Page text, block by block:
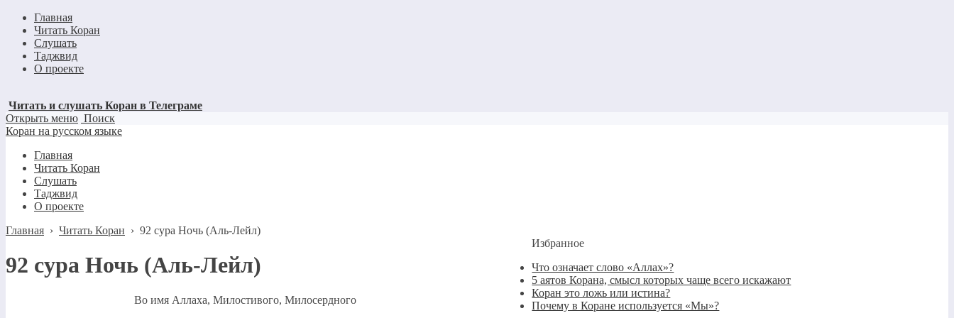
Главная
Читать Коран
Слушать
Таджвид
О проекте
Читать и слушать Коран в Телеграме
Открыть меню Поиск
Коран на русском языке
Главная
Читать Коран
Слушать
Таджвид
О проекте
Главная › Читать Коран › 92 сура Ночь (Аль-Лейл)
92 сура Ночь (Аль-Лейл)
Во имя Аллаха, Милостивого, Милосердного
Избранное
Что означает слово «Аллах»?
5 аятов Корана, смысл которых чаще всего искажают
Коран это ложь или истина?
Почему в Коране используется «Мы»?